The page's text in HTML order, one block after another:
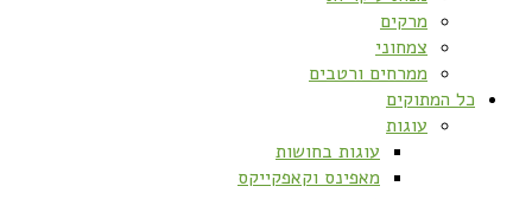
מרקים
צמחוני
ממרחים ורטבים
כל המתוקים
עוגות
עוגות בחושות
מאפינס וקאפקייקס